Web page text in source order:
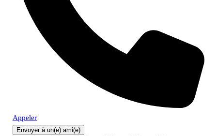
Appeler
Envoyer à un(e) ami(e)